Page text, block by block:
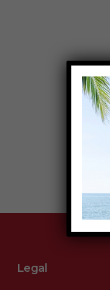
Legal